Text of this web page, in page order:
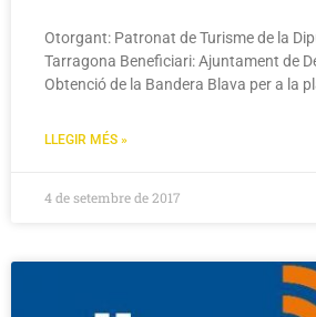
Otorgant: Patronat de Turisme de la
Tarragona Beneficiari: Ajuntament de
Obtenció de la Bandera Blava per a la
LLEGIR MÉS »
4 de setembre de 2017